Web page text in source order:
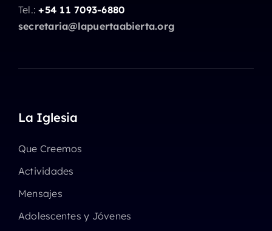
Tel.:+54 11 7093-6880
secretaria@lapuertaabierta.org
La Iglesia
Que Creemos
Actividades
Mensajes
Adolescentes y Jóvenes